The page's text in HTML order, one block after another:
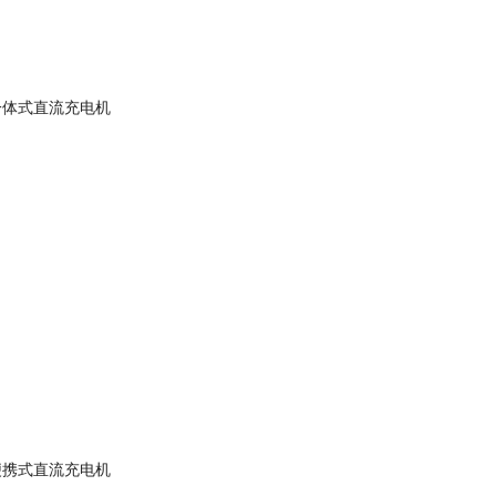
式直流充电机
式直流充电机